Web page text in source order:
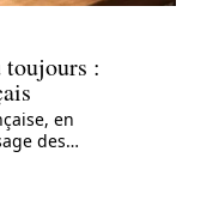
toujours :
en
des…